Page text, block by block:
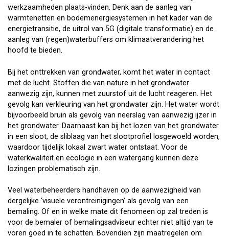
werkzaamheden plaats-vinden. Denk aan de aanleg van
warmtenetten en bodemenergiesystemen in het kader van de
energietransitie, de uitrol van 5G (digitale transformatie) en de
aanleg van (regen)waterbuffers om klimaatverandering het
hoofd te bieden.
Bij het onttrekken van grondwater, komt het water in contact
met de lucht. Stoffen die van nature in het grondwater
aanwezig zijn, kunnen met zuurstof uit de lucht reageren. Het
gevolg kan verkleuring van het grondwater zijn. Het water wordt
bijvoorbeeld bruin als gevolg van neerslag van aanwezig ijzer in
het grondwater. Daarnaast kan bij het lozen van het grondwater
in een sloot, de sliblaag van het slootprofiel losgewoeld worden,
waardoor tijdelijk lokaal zwart water ontstaat. Voor de
waterkwaliteit en ecologie in een watergang kunnen deze
lozingen problematisch zijn.
Veel waterbeheerders handhaven op de aanwezigheid van
dergelijke ‘visuele verontreinigingen’ als gevolg van een
bemaling. Of en in welke mate dit fenomeen op zal treden is
voor de bemaler of bemalingsadviseur echter niet altijd van te
voren goed in te schatten. Bovendien zijn maatregelen om